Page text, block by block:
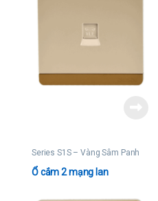
Series S1S – Vàng Sâm Panh
Ổ cắm 2 mạng lan